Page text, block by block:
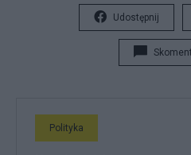
Udostępnij
Polityka